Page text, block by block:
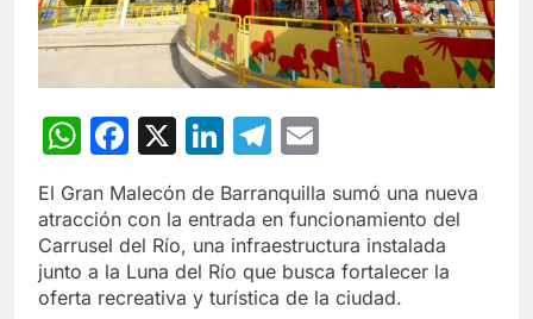
WhatsApp
Facebook
X LinkedIn
Telegram
El Gran Malecón de Barranquilla sumó una nueva
atracción con la entrada en funcionamiento del
Carrusel del Río, una infraestructura instalada
junto a la Luna del Río que busca fortalecer la
oferta recreativa y turística de la ciudad.